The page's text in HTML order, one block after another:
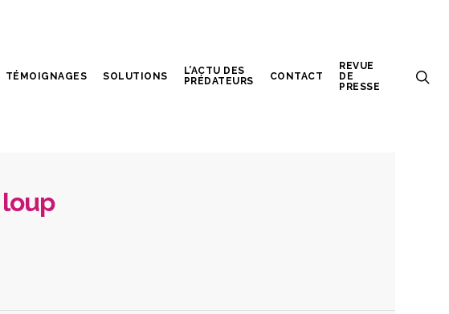
TÉMOIGNAGES SOLUTIONS
L’ACTU DES
PRÉDATEURS
CONTACT
REVUE
DE
PRESSE